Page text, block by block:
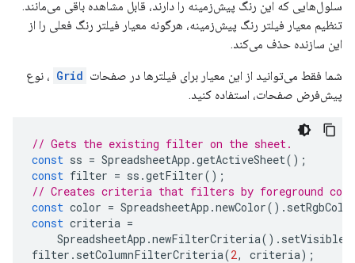
سلول‌هایی که این رنگ پیش‌زمینه را دارند، قابل مشاهده باقی می‌مانند.
تنظیم معیار فیلتر رنگ پیش‌زمینه، هرگونه معیار فیلتر رنگ فعلی را از
این سازنده حذف می‌کند.
شما فقط می‌توانید از این معیار برای فیلترها در صفحات Grid ، نوع
پیش‌فرض صفحات، استفاده کنید.
// Gets the existing filter on the sheet.
const ss = SpreadsheetApp .getActiveSheet();
const filter = ss .getFilter();
// Creates criteria that filters by foreground
const color = SpreadsheetApp .newColor().
const criteria =
SpreadsheetApp .newFilterCriteria().
filter . setColumnFilterCriteria(2, criteria);